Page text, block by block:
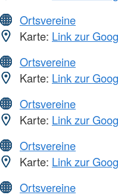
Ortsvereine
Karte: Link zur
Ortsvereine
Karte: Link zur
Ortsvereine
Karte: Link zur
Ortsvereine
Karte: Link zur
Ortsvereine